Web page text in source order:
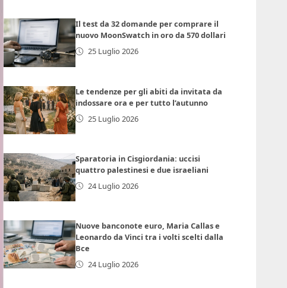
Il test da 32 domande per comprare il
nuovo MoonSwatch in oro da 570 dollari
25 Luglio 2026
Le tendenze per gli abiti da invitata da
indossare ora e per tutto l’autunno
25 Luglio 2026
Sparatoria in Cisgiordania: uccisi
quattro palestinesi e due israeliani
24 Luglio 2026
Nuove banconote euro, Maria Callas e
Leonardo da Vinci tra i volti scelti dalla
Bce
24 Luglio 2026